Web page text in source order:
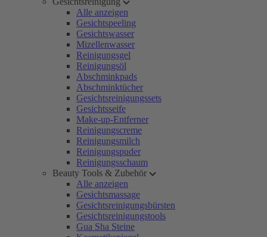
Alle anzeigen
Gesichtspeeling
Gesichtswasser
Mizellenwasser
Reinigungsgel
Reinigungsöl
Abschminkpads
Abschminktücher
Gesichtsreinigungssets
Gesichtsseife
Make-up-Entferner
Reinigungscreme
Reinigungsmilch
Reinigungspuder
Reinigungsschaum
Beauty Tools & Zubehör
Alle anzeigen
Gesichtsmassage
Gesichtsreinigungsbürsten
Gesichtsreinigungstools
Gua Sha Steine